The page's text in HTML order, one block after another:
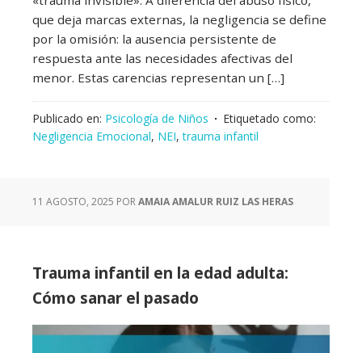
que deja marcas externas, la negligencia se define
por la omisión: la ausencia persistente de
respuesta ante las necesidades afectivas del
menor. Estas carencias representan un […]
Publicado en: Psicología de Niños
Etiquetado como:
Negligencia Emocional, NEI,trauma infantil
11 AGOSTO, 2025 PORAMAIA AMALUR RUIZ LAS HERAS
Trauma infantil en la edad adulta:
Cómo sanar el pasado